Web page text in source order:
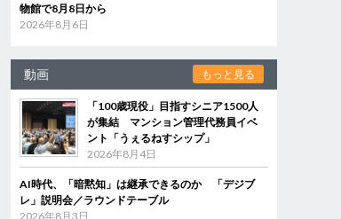
物館で8月8日から
2026年8月6日
動画 もっと見る
「100歳現役」目指すシニア1500人
が集結 マンション管理代務員イベ
ント「うぇるねすシップ」
2026年8月4日
AI時代、「暗黙知」は継承できるのか 「デジブ
レ」説明会／ラウンドテーブル
2026年8月3日